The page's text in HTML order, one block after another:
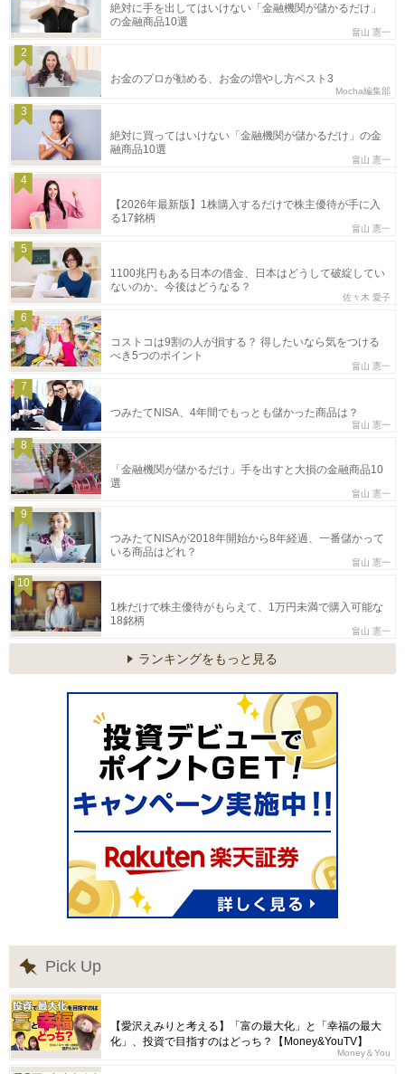
絶対に手を出してはいけない「金融機関が儲かるだけ」
の金融商品10選
畠山 憲一
2
お金のプロが勧める、お金の増やし方ベスト3
Mocha編集部
3
絶対に買ってはいけない「金融機関が儲かるだけ」の金
融商品10選
畠山 憲一
4
【2026年最新版】1株購入するだけで株主優待が手に入
る17銘柄
畠山 憲一
5
1100兆円もある日本の借金、日本はどうして破綻してい
ないのか。今後はどうなる？
佐々木 愛子
6
コストコは9割の人が損する？ 得したいなら気をつける
べき5つのポイント
畠山 憲一
7
つみたてNISA、4年間でもっとも儲かった商品は？
畠山 憲一
8
「金融機関が儲かるだけ」手を出すと大損の金融商品10
選
畠山 憲一
9
つみたてNISAが2018年開始から8年経過、一番儲かって
いる商品はどれ？
畠山 憲一
10
1株だけで株主優待がもらえて、1万円未満で購入可能な
18銘柄
畠山 憲一
ランキングをもっと見る
Pick Up
【愛沢えみりと考える】「富の最大化」と「幸福の最大
化」、投資で目指すのはどっち？【Money&YouTV】
Money＆You